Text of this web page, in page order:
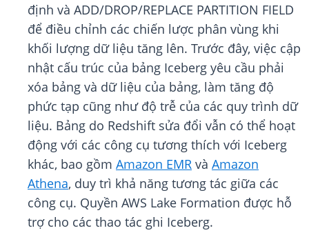
định và ADD/DROP/REPLACE PARTITION FIELD
để điều chỉnh các chiến lược phân vùng khi
khối lượng dữ liệu tăng lên. Trước đây, việc cập
nhật cấu trúc của bảng Iceberg yêu cầu phải
xóa bảng và dữ liệu của bảng, làm tăng độ
phức tạp cũng như độ trễ của các quy trình dữ
liệu. Bảng do Redshift sửa đổi vẫn có thể hoạt
động với các công cụ tương thích với Iceberg
khác, bao gồm Amazon EMR và Amazon
Athena, duy trì khả năng tương tác giữa các
công cụ. Quyền AWS Lake Formation được hỗ
trợ cho các thao tác ghi Iceberg.